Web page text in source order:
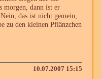
morgen, dann ist er
Nein, das ist nicht gemein,
zu den kleinen Pflänzchen
10.07.2007 15:15